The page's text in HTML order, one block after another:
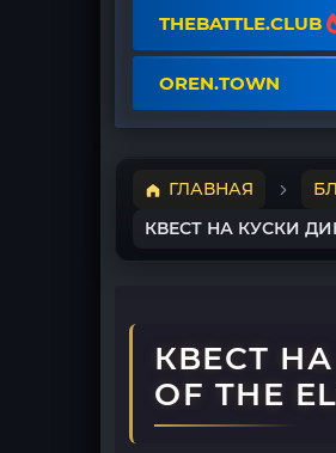
THEBATTLE.CLUB
OREN.TOWN
ГЛАВНАЯ
КВЕСТ НА КУСКИ
КВЕСТ
OF THE